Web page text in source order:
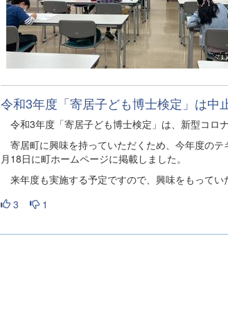
令和3年度「寄居子ども博士検定」は中
令和3年度「寄居子ども博士検定」は、新型コロ
寄居町に興味を持っていただくため、今年度の
月18日に町ホームページに掲載しました。
来年度も実施する予定ですので、興味をもってい
3
1